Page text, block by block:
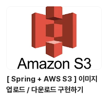
[ Spring + AWS S3 ] 이미지
업로드 / 다운로드 구현하기